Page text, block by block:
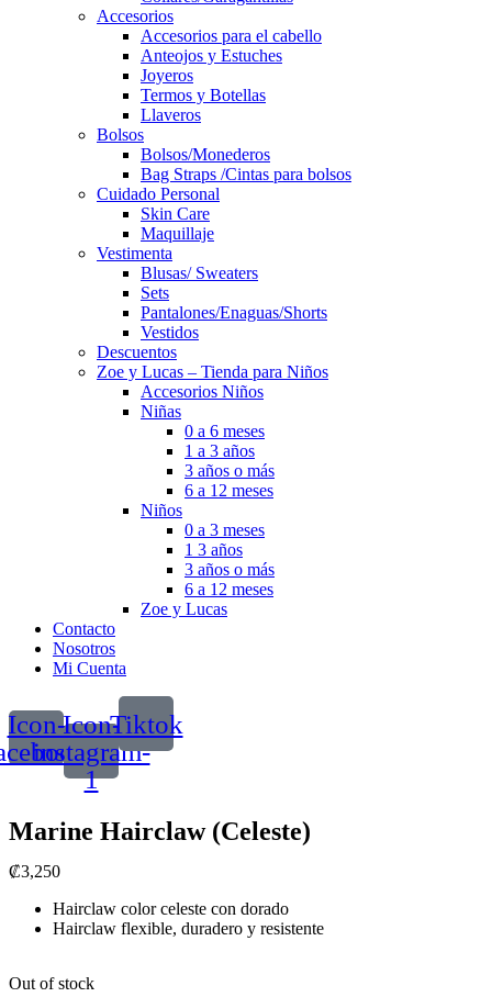
Accesorios
Accesorios para el cabello
Anteojos y Estuches
Joyeros
Termos y Botellas
Llaveros
Bolsos
Bolsos/Monederos
Bag Straps /Cintas para bolsos
Cuidado Personal
Skin Care
Maquillaje
Vestimenta
Blusas/ Sweaters
Sets
Pantalones/Enaguas/Shorts
Vestidos
Descuentos
Zoe y Lucas – Tienda para Niños
Accesorios Niños
Niñas
0 a 6 meses
1 a 3 años
3 años o más
6 a 12 meses
Niños
0 a 3 meses
1 3 años
3 años o más
6 a 12 meses
Zoe y Lucas
Contacto
Nosotros
Mi Cuenta
Icon-Icon-
instagram-
1
Tiktok
Marine Hairclaw (Celeste)
₡3,250
Hairclaw color celeste con dorado
Hairclaw flexible, duradero y resistente
Out of stock